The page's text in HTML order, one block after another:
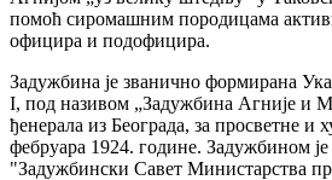
помоћ сиромашним породицама
официра и подофицира.
Задужбина је званично формирана
I, под називом „Задужбина Агније и
ђенерала из Београда, за просветне и
фебруара 1924. године. Задужбином
"Задужбински Савет Министарства